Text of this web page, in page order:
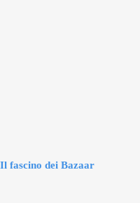
Il fascino dei Bazaar